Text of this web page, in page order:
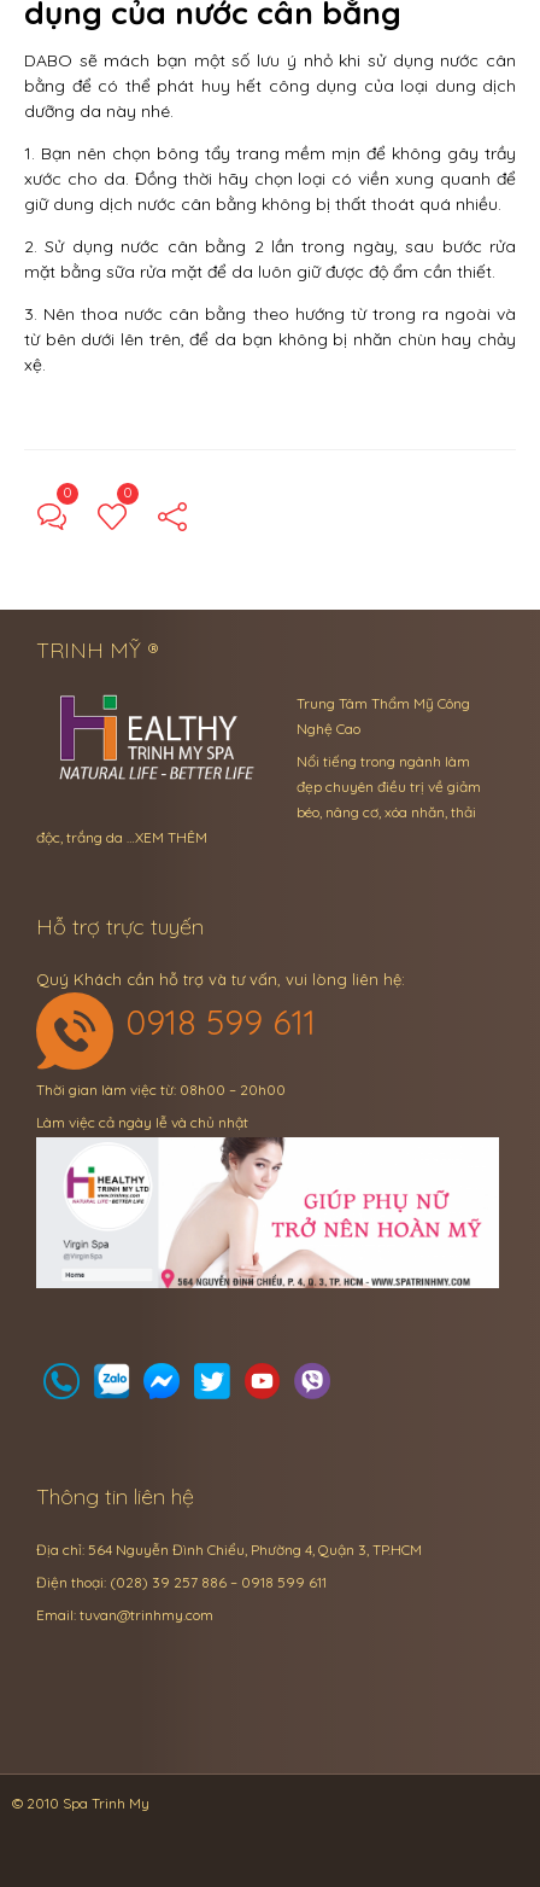
dụng của nước cân bằng
DABO sẽ mách bạn một số lưu ý nhỏ khi sử dụng nước cân
bằng để có thể phát huy hết công dụng của loại dung dịch
dưỡng da này nhé.
1. Bạn nên chọn bông tẩy trang mềm mịn để không gây trầy
xước cho da. Đồng thời hãy chọn loại có viền xung quanh để
giữ dung dịch nước cân bằng không bị thất thoát quá nhiều.
2. Sử dụng nước cân bằng 2 lần trong ngày, sau bước rửa
mặt bằng sữa rửa mặt để da luôn giữ được độ ẩm cần thiết.
3. Nên thoa nước cân bằng theo hướng từ trong ra ngoài và
từ bên dưới lên trên, để da bạn không bị nhăn chùn hay chảy
xệ.
0 0
TRINH MỸ ®
Trung Tâm Thẩm Mỹ Công
Nghệ Cao
Nổi tiếng trong ngành làm
đẹp chuyên điều trị về giảm
béo, nâng cơ, xóa nhăn, thải
độc, trắng da …XEM THÊM
Hỗ trợ trực tuyến
Quý Khách cần hỗ trợ và tư vấn, vui lòng liên hệ:
0918 599 611
Thời gian làm việc từ: 08h00 – 20h00
Làm việc cả ngày lễ và chủ nhật
Thông tin liên hệ
Địa chỉ: 564 Nguyễn Đình Chiểu, Phường 4, Quận 3, TP.HCM
Điện thoại: (028) 39 257 886 – 0918 599 611
Email: tuvan@trinhmy.com
© 2010 Spa Trinh My